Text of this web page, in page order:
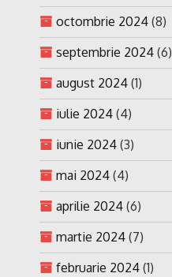
octombrie 2024 (8)
septembrie 2024 (6)
august 2024 (1)
iulie 2024 (4)
iunie 2024 (3)
mai 2024 (4)
aprilie 2024 (6)
martie 2024 (7)
februarie 2024 (1)